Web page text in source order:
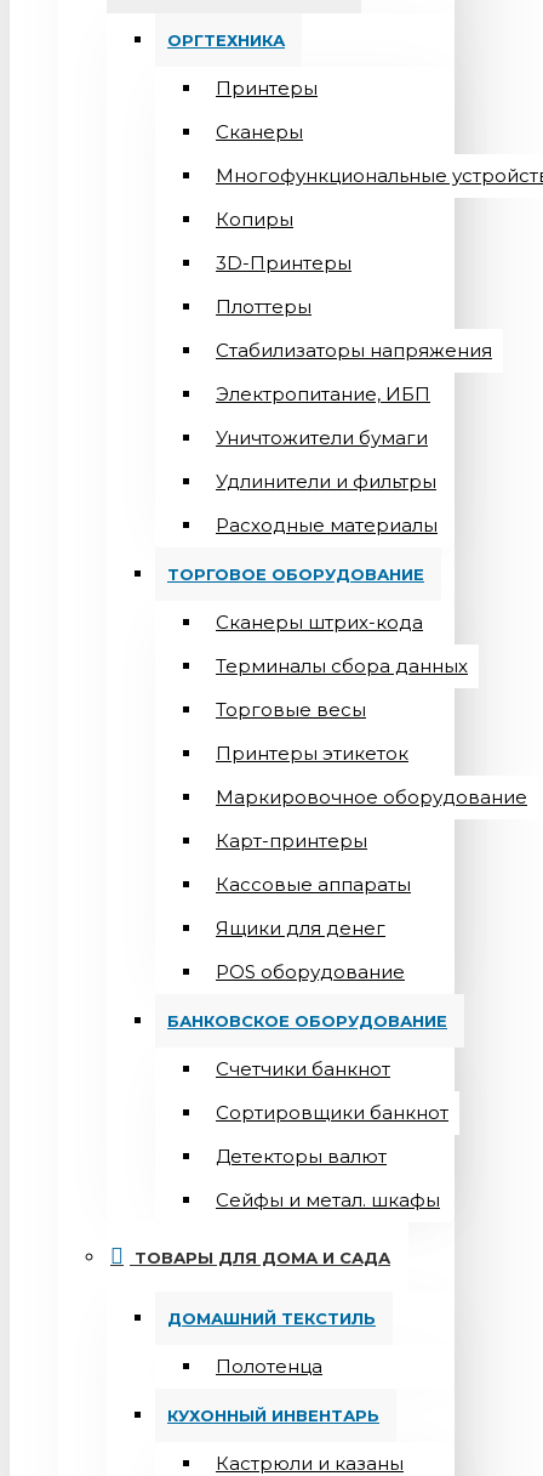
ОРГТЕХНИКА
Принтеры
Сканеры
Многофункциональные
Копиры
3D-Принтеры
Плоттеры
Стабилизаторы напряжения
Электропитание, ИБП
Уничтожители бумаги
Удлинители и фильтры
Расходные материалы
ТОРГОВОЕ ОБОРУДОВАНИЕ
Сканеры штрих-кода
Терминалы сбора данных
Торговые весы
Принтеры этикеток
Маркировочное оборудование
Карт-принтеры
Кассовые аппараты
Ящики для денег
POS оборудование
БАНКОВСКОЕ ОБОРУДОВАНИЕ
Счетчики банкнот
Сортировщики банкнот
Детекторы валют
Сейфы и метал. шкафы
ТОВАРЫ ДЛЯ ДОМА И САДА
ДОМАШНИЙ ТЕКСТИЛЬ
Полотенца
КУХОННЫЙ ИНВЕНТАРЬ
Кастрюли и казаны